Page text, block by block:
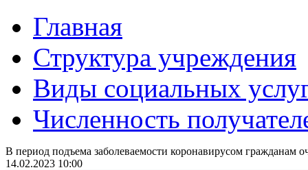
Главная
Структура учреждения
Виды социальных
Численность
В период подъема заболеваемости коронавирусом гражданам
14.02.2023 10:00